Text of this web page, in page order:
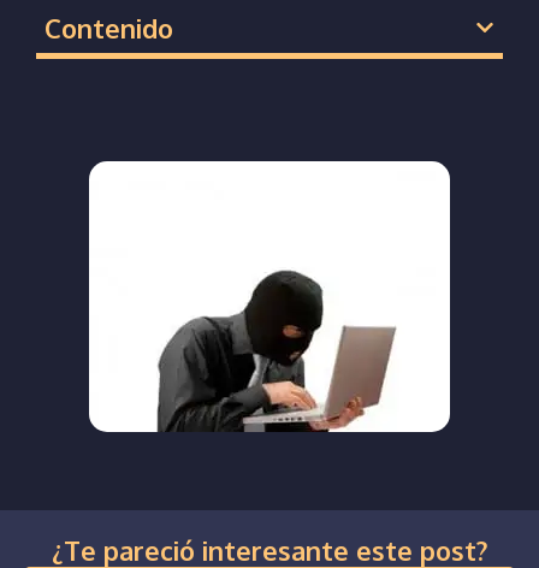
Contenido
¿Te pareció interesante este post?